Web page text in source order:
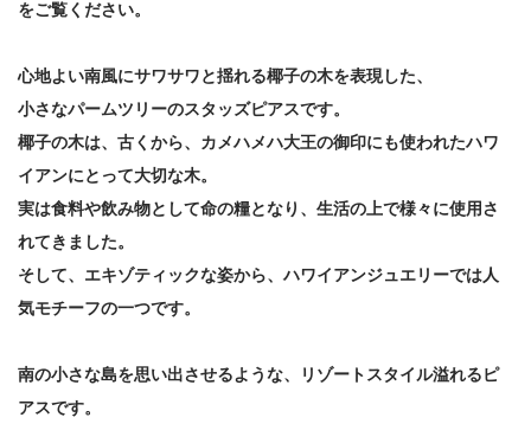
をご覧ください。
心地よい南風にサワサワと揺れる椰子の木を表現した、
小さなパームツリーのスタッズピアスです。
椰子の木は、古くから、カメハメハ大王の御印にも使われたハワ
イアンにとって大切な木。
実は食料や飲み物として命の糧となり、生活の上で様々に使用さ
れてきました。
そして、エキゾティックな姿から、ハワイアンジュエリーでは人
気モチーフの一つです。
南の小さな島を思い出させるような、リゾートスタイル溢れるピ
アスです。